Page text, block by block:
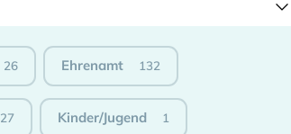
26 Ehrenamt 132
Kinder/Jugend 1